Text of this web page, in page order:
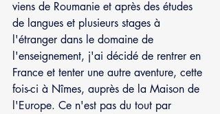
viens de Roumanie et après des études
de langues et plusieurs stages à
l'étranger dans le domaine de
l'enseignement, j'ai décidé de rentrer en
France et tenter une autre aventure, cette
fois-ci à Nîmes, auprès de la Maison de
l'Europe. Ce n'est pas du tout par